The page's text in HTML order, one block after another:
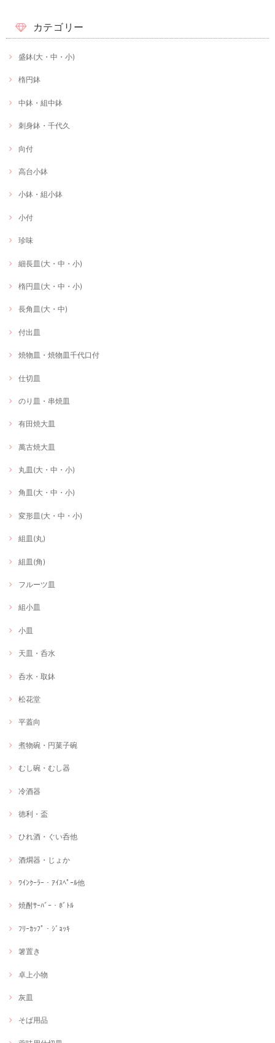
カテゴリー
盛鉢(大・中・小)
楕円鉢
中鉢・組中鉢
刺身鉢・千代久
向付
高台小鉢
小鉢・組小鉢
小付
珍味
細長皿(大・中・小)
楕円皿(大・中・小)
長角皿(大・中)
付出皿
焼物皿・焼物皿千代口付
仕切皿
のり皿・串焼皿
有田焼大皿
萬古焼大皿
丸皿(大・中・小)
角皿(大・中・小)
変形皿(大・中・小)
組皿(丸)
組皿(角)
フルーツ皿
組小皿
小皿
天皿・呑水
呑水・取鉢
松花堂
平蓋向
煮物碗・円菓子碗
むし碗・むし器
冷酒器
徳利・盃
ひれ酒・ぐい呑他
酒燗器・じょか
ﾜｲﾝｸｰﾗｰ・ｱｲｽﾍﾟｰﾙ他
焼酎ｻｰﾊﾞｰ・ﾎﾞﾄﾙ
ﾌﾘｰｶｯﾌﾟ・ｼﾞｮｯｷ
箸置き
卓上小物
灰皿
そば用品